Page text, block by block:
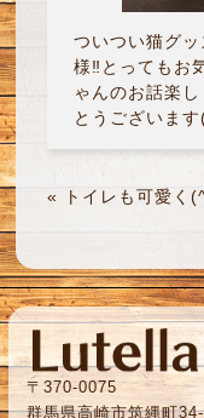
ついつい猫グッ
様‼︎とってもお
ゃんのお話楽
とうございま
« トイレも可愛く
〒370-0075
群馬県高崎市筑縄町